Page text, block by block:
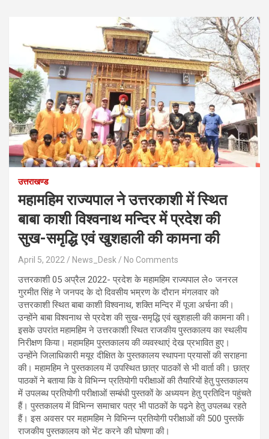
उत्तराखण्ड
महामहिम राज्यपाल ने उत्तरकाशी में स्थित
बाबा काशी विश्वनाथ मन्दिर में प्रदेश की
सुख-समृद्धि एवं खुशहाली की कामना की
April 5, 2022 News_Desk No Comments
उत्तरकाशी 05 अप्रैल 2022- प्रदेश के महामहिम राज्यपाल ले० जनरल
गुरमीत सिंह ने जनपद के दो दिवसीय भम्रण के दौरान मंगलवार को
उत्तरकाशी स्थित बाबा काशी विश्वनाथ, शक्ति मन्दिर में पूजा अर्चना की।
उन्होंने बाबा विश्वनाथ से प्रदेश की सुख-समृद्धि एवं खुशहाली की कामना की।
इसके उपरांत महामहिम ने उत्तरकाशी स्थित राजकीय पुस्तकालय का स्थलीय
निरीक्षण किया। महामहिम पुस्तकालय की व्यवस्थाएं देख प्रभावित हुए।
उन्होंने जिलाधिकारी मयूर दीक्षित के पुस्तकालय स्थापना प्रयासों की सराहना
की। महामहिम ने पुस्तकालय में उपस्थित छात्र पाठकों से भी वार्ता की। छात्र
पाठकों ने बताया कि वे विभिन्न प्रतियोगी परीक्षाओं की तैयारियों हेतु पुस्तकालय
में उपलब्ध प्रतियोगी परीक्षाओं सम्बंधी पुस्तकों के अध्ययन हेतु प्रतिदिन पहुंचते
हैं। पुस्तकालय में विभिन्न समाचार पत्र भी पाठकों के पढ़ने हेतु उपलब्ध रहते
हैं। इस अवसर पर महामहिम ने विभिन्न प्रतियोगी परीक्षाओं की 500 पुस्तकें
राजकीय पुस्तकालय को भेंट करने की घोषणा की।